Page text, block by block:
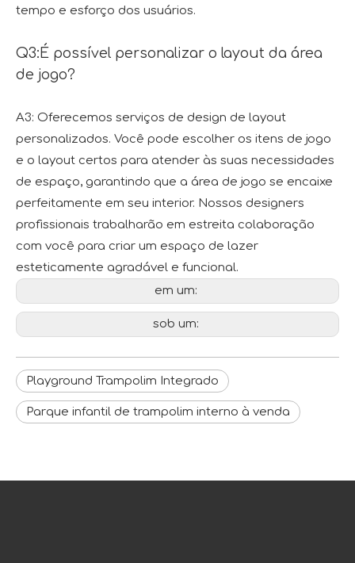
tempo e esforço dos usuários.
Q3:É possível personalizar o layout da área
de jogo?
A3: Oferecemos serviços de design de layout
personalizados. Você pode escolher os itens de jogo
e o layout certos para atender às suas necessidades
de espaço, garantindo que a área de jogo se encaixe
perfeitamente em seu interior. Nossos designers
profissionais trabalharão em estreita colaboração
com você para criar um espaço de lazer
esteticamente agradável e funcional.
em um:
sob um:
Playground Trampolim Integrado
Parque infantil de trampolim interno à venda